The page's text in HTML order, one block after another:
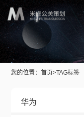
您的位置：首页>TAG标签
华为